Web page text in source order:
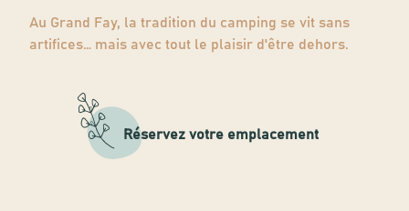
Au Grand Fay, la tradition du camping se vit sans
artifices… mais avec tout le plaisir d'être dehors.
Réservez votre emplacement